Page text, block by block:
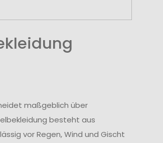
maßgeblich über
besteht aus
vor Regen, Wind und Gischt